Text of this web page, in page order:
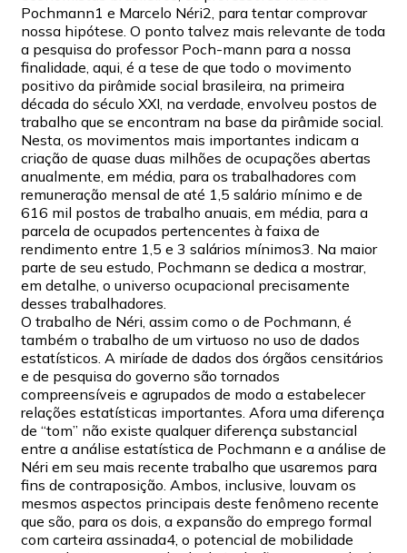
Pochmann1 e Marcelo Néri2, para tentar comprovar
nossa hipótese. O ponto talvez mais relevante de toda
a pesquisa do professor Poch-mann para a nossa
finalidade, aqui, é a tese de que todo o movimento
positivo da pirâmide social brasileira, na primeira
década do século XXI, na verdade, envolveu postos de
trabalho que se encontram na base da pirâmide social.
Nesta, os movimentos mais importantes indicam a
criação de quase duas milhões de ocupações abertas
anualmente, em média, para os trabalhadores com
remuneração mensal de até 1,5 salário mínimo e de
616 mil postos de trabalho anuais, em média, para a
parcela de ocupados pertencentes à faixa de
rendimento entre 1,5 e 3 salários mínimos3. Na maior
parte de seu estudo, Pochmann se dedica a mostrar,
em detalhe, o universo ocupacional precisamente
desses trabalhadores.
O trabalho de Néri, assim como o de Pochmann, é
também o trabalho de um virtuoso no uso de dados
estatísticos. A miríade de dados dos órgãos censitários
e de pesquisa do governo são tornados
compreensíveis e agrupados de modo a estabelecer
relações estatísticas importantes. Afora uma diferença
de “tom” não existe qualquer diferença substancial
entre a análise estatística de Pochmann e a análise de
Néri em seu mais recente trabalho que usaremos para
fins de contraposição. Ambos, inclusive, louvam os
mesmos aspectos principais deste fenômeno recente
que são, para os dois, a expansão do emprego formal
com carteira assinada4, o potencial de mobilidade